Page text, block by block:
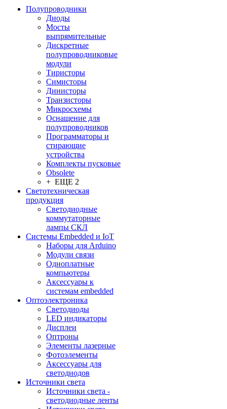
Полупроводники
Диоды
Мосты
выпрямительные
Дискретные
полупроводниковые
модули
Тиристоры
Симисторы
Динисторы
Транзисторы
Микросхемы
Оснащение для
полупроводников
Программаторы и
стирающие
устройства
Комплекты пусковые
Obsolete
+ ЕЩЕ 2
Светотехническая
продукция
Светодиодные
коммутаторные
лампы СКЛ
Системы Embedded и IoT
Наборы для Arduino
Модули связи
Одноплатные
компьютеры
Аксессуары к
системам embedded
Oптоэлектроника
Светодиоды
LED индикаторы
Дисплеи
Оптроны
Элементы лазерные
Фотоэлементы
Аксессуары для
светодиодов
Источники света
Источники света -
светодиодные ленты